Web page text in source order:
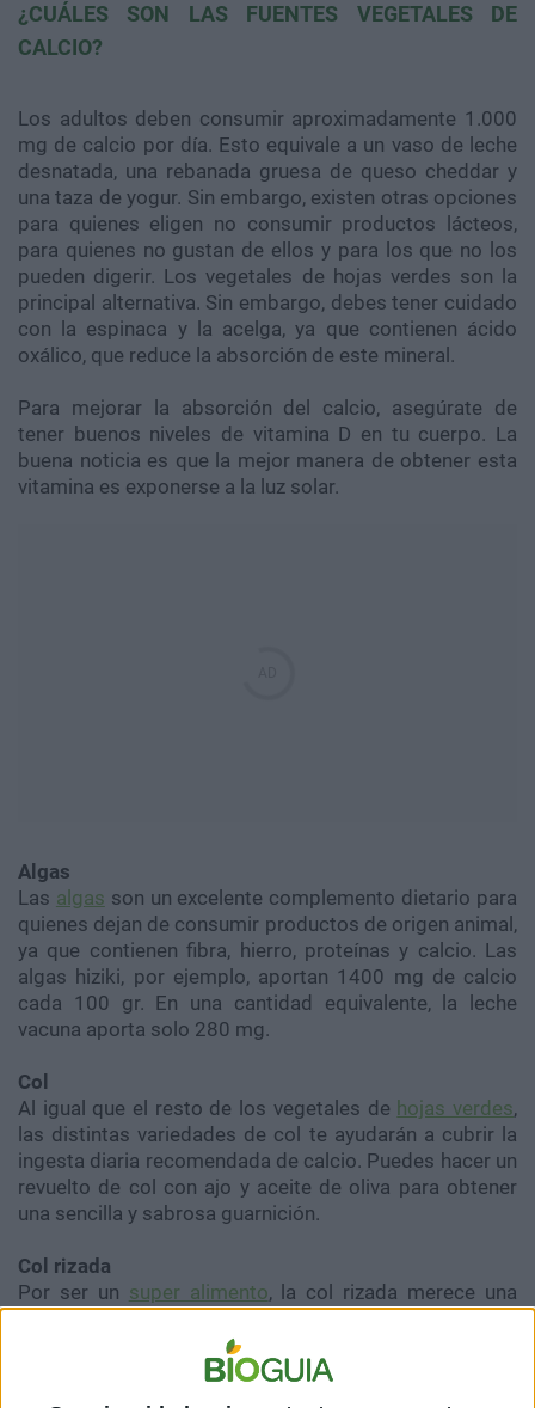
¿CUÁLES SON LAS FUENTES VEGETALES DE
CALCIO?
Los adultos deben consumir aproximadamente 1.000
mg de calcio por día. Esto equivale a un vaso de leche
desnatada, una rebanada gruesa de queso cheddar y
una taza de yogur. Sin embargo, existen otras opciones
para quienes eligen no consumir productos lácteos,
para quienes no gustan de ellos y para los que no los
pueden digerir. Los vegetales de hojas verdes son la
principal alternativa. Sin embargo, debes tener cuidado
con la espinaca y la acelga, ya que contienen ácido
oxálico, que reduce la absorción de este mineral.
Para mejorar la absorción del calcio, asegúrate de
tener buenos niveles de vitamina D en tu cuerpo. La
buena noticia es que la mejor manera de obtener esta
vitamina es exponerse a la luz solar.
Algas
Las algas son un excelente complemento dietario para
quienes dejan de consumir productos de origen animal,
ya que contienen fibra, hierro, proteínas y calcio. Las
algas hiziki, por ejemplo, aportan 1400 mg de calcio
cada 100 gr. En una cantidad equivalente, la leche
vacuna aporta solo 280 mg.
Col
Al igual que el resto de los vegetales de hojas verdes,
las distintas variedades de col te ayudarán a cubrir la
ingesta diaria recomendada de calcio. Puedes hacer un
revuelto de col con ajo y aceite de oliva para obtener
una sencilla y sabrosa guarnición.
Col rizada
Por ser un super alimento, la col rizada merece una
contenido de calcio, es rica en antioxidantes. Puedes
base para cualquier ensalada